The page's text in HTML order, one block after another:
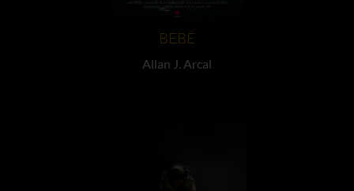
BEBÉ
Allan J. Arcal